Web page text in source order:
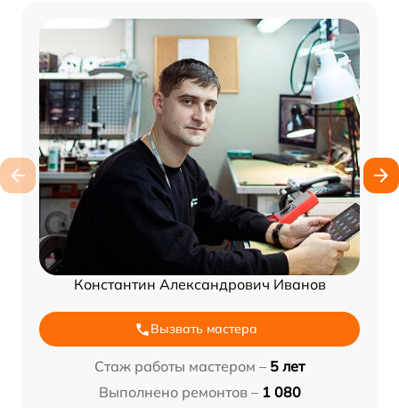
Константин Александрович Иванов
Вызвать мастера
Стаж работы мастером – 5 лет
Выполнено ремонтов – 1 080